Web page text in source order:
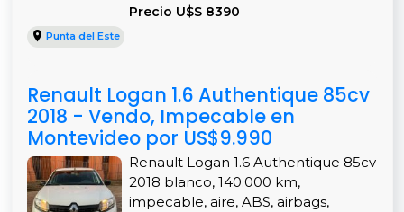
Precio U$S 8390
Punta del Este
Renault Logan 1.6 Authentique 85cv
2018 - Vendo, Impecable en
Montevideo por US$9.990
Renault Logan 1.6 Authentique 85cv
2018 blanco, 140.000 km,
impecable, aire, ABS, airbags,